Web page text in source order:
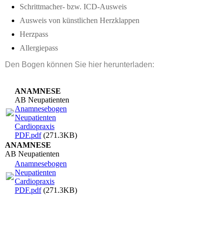
Schrittmacher- bzw. ICD-Ausweis
Ausweis von künstlichen Herzklappen
Herzpass
Allergiepass
Den Bogen können Sie hier herunterladen:
ANAMNESE
AB Neupatienten
Anamnesebogen
Neupatienten
Cardiopraxis
PDF.pdf(271.3KB)
ANAMNESE
AB Neupatienten
Anamnesebogen
Neupatienten
Cardiopraxis
PDF.pdf(271.3KB)